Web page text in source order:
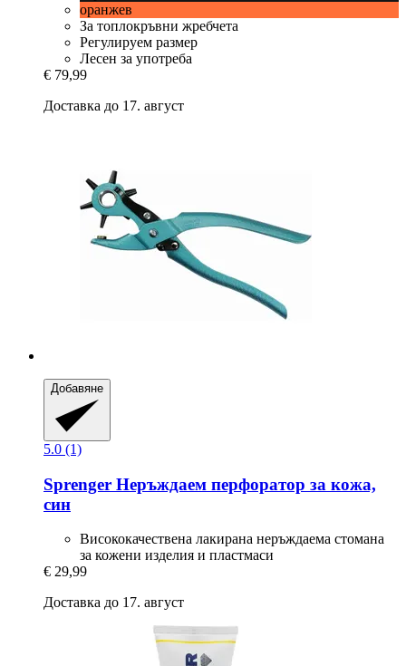
оранжев
За топлокръвни жребчета
Регулируем размер
Лесен за употреба
€ 79,99
Доставка до 17. август
Добавяне
5.0 (1)
Sprenger Неръждаем перфоратор за кожа,
син
Висококачествена лакирана неръждаема стомана
за кожени изделия и пластмаси
€ 29,99
Доставка до 17. август